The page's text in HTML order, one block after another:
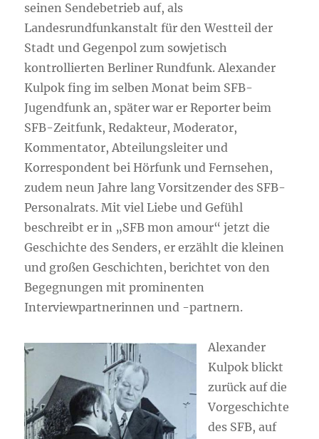
seinen Sendebetrieb auf, als
Landesrundfunkanstalt für den Westteil der
Stadt und Gegenpol zum sowjetisch
kontrollierten Berliner Rundfunk. Alexander
Kulpok fing im selben Monat beim SFB-
Jugendfunk an, später war er Reporter beim
SFB-Zeitfunk, Redakteur, Moderator,
Kommentator, Abteilungsleiter und
Korrespondent bei Hörfunk und Fernsehen,
zudem neun Jahre lang Vorsitzender des SFB-
Personalrats. Mit viel Liebe und Gefühl
beschreibt er in „SFB mon amour“ jetzt die
Geschichte des Senders, er erzählt die kleinen
und großen Geschichten, berichtet von den
Begegnungen mit prominenten
Interviewpartnerinnen und -partnern.
Alexander
Kulpok blickt
zurück auf die
Vorgeschichte
des SFB, auf